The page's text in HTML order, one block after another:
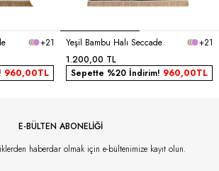
+21
960,00TL
Yeşil Bambu Halı Seccade
+21
1.200,00 TL
Sepette %20 İndirim! 960,00TL
E-BÜLTEN ABONELİĞİ
haberdar olmak için e-bültenimize kayıt olun.